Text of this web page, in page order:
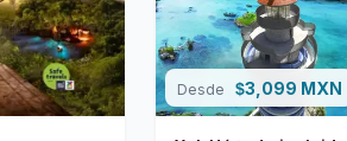
Desde $3,099 MXN